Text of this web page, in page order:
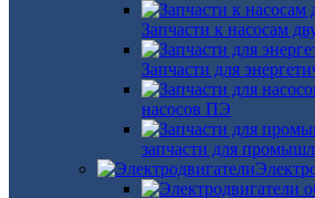
Запчасти к насосам
Запчасти для
насосов ПЭ
запчасти для